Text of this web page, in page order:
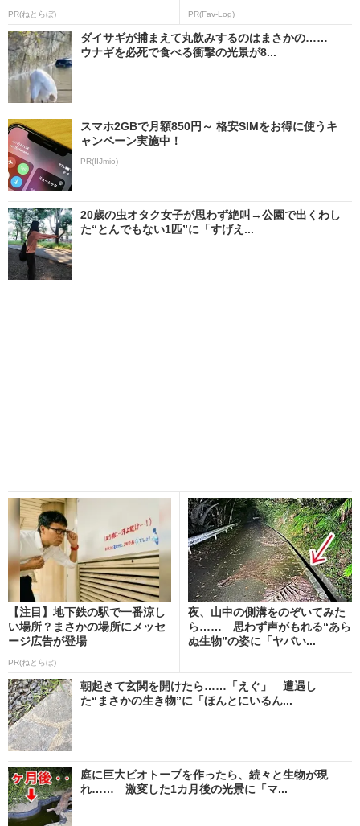
PR(ねとらぼ) PR(Fav-Log)
ダイサギが捕まえて丸飲みするのはまさかの……
ウナギを必死で食べる衝撃の光景が8...
スマホ2GBで月額850円～ 格安SIMをお得に使うキ
ャンペーン実施中！
PR(IIJmio)
20歳の虫オタク女子が思わず絶叫→公園で出くわし
た“とんでもない1匹”に「すげえ...
【注目】地下鉄の駅で一番涼し
い場所？まさかの場所にメッセ
ージ広告が登場
PR(ねとらぼ)
夜、山中の側溝をのぞいてみた
ら…… 思わず声がもれる“あら
ぬ生物”の姿に「ヤバい...
朝起きて玄関を開けたら……「えぐ」 遭遇し
た“まさかの生き物”に「ほんとにいるん...
庭に巨大ビオトープを作ったら、続々と生物が現
れ…… 激変した1カ月後の光景に「マ...